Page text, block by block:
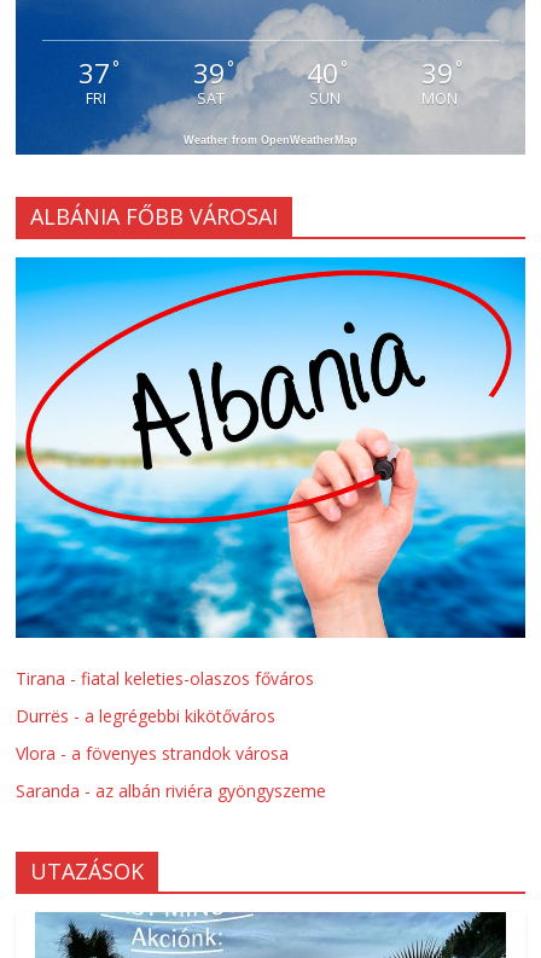
37°
FRI
39°
SAT
40 °
SUN
39 °
MON
Weather from OpenWeatherMap
ALBÁNIA FŐBB VÁROSAI
Tirana - fiatal keleties-olaszos főváros
Durrës - a legrégebbi kikötőváros
Vlora - a fövenyes strandok városa
Saranda - az albán riviéra gyöngyszeme
UTAZÁSOK